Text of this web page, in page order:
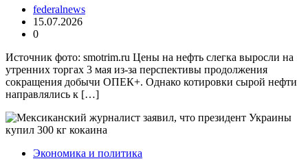
federalnews
15.07.2026
0
Источник фото: smotrim.ru Цены на нефть слегка выросли на
утренних торгах 3 мая из-за перспективы продолжения
сокращения добычи ОПЕК+. Однако котировки сырой нефти
направлялись к […]
Экономика и политика